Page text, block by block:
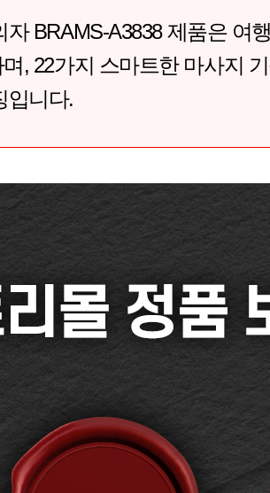
BRAMS-A3838 제품은 여
, 22가지 스마트한 마사지
입니다.